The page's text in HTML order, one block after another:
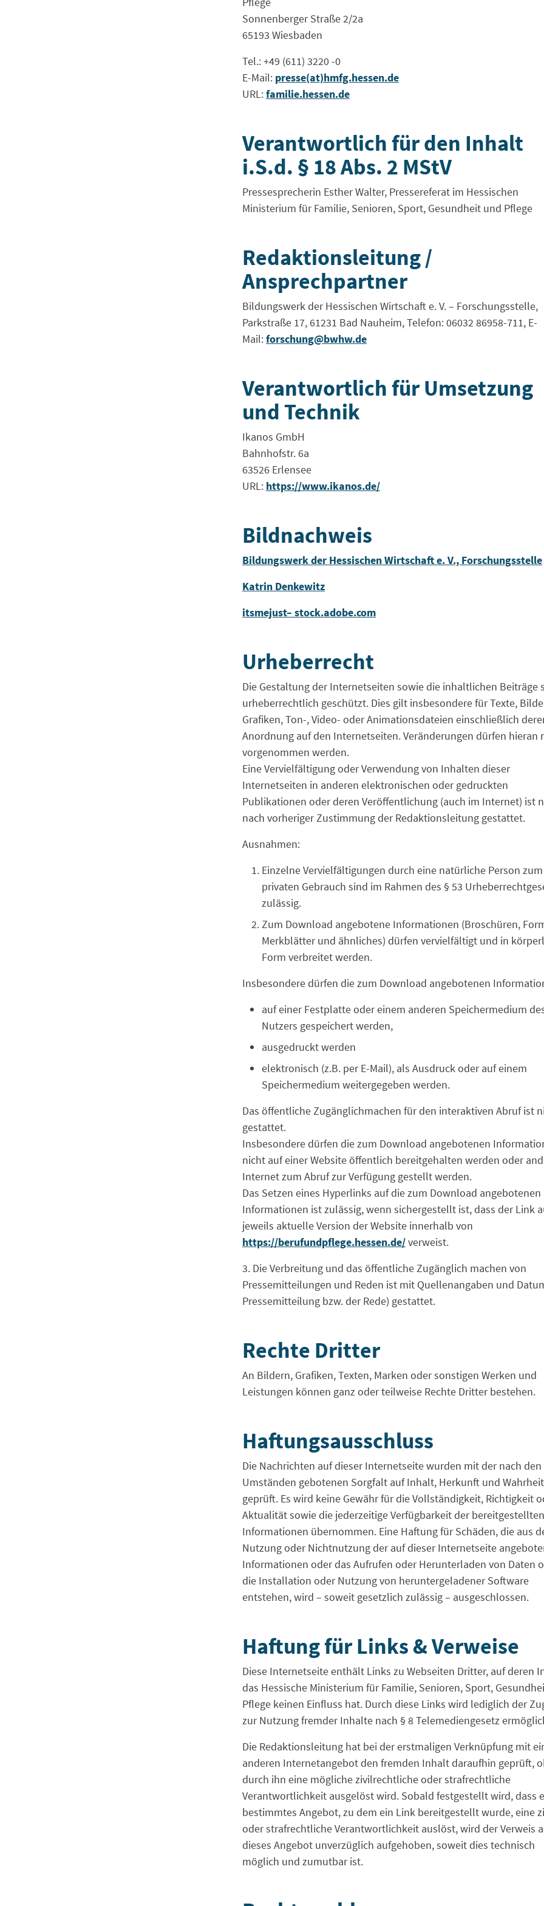
Sonnenberger Straße 2/2a
65193 Wiesbaden
Tel.: +49 (611) 3220 -0
E-Mail: presse(at)hmfg.hessen.de
URL:familie.hessen.de
Verantwortlich für den Inhalt
i.S.d. § 18 Abs. 2 MStV
Pressesprecherin Esther Walter, Pressereferat im Hessischen
Ministerium für Familie, Senioren, Sport, Gesundheit und Pflege
Redaktionsleitung /
Ansprechpartner
Bildungswerk der Hessischen Wirtschaft e. V. – Forschungsstelle,
Parkstraße 17, 61231 Bad Nauheim, Telefon: 06032 86958-711, E-
Mail:forschung@bwhw.de
Verantwortlich für Umsetzung
und Technik
Ikanos GmbH
Bahnhofstr. 6a
63526 Erlensee
URL: https://www.ikanos.de/
Bildnachweis
Bildungswerk der Hessischen Wirtschaft e. V., Forschungsstelle
Katrin Denkewitz
itsmejust– stock.adobe.com
Urheberrecht
Die Gestaltung der Internetseiten sowie die inhaltlichen Beiträge
urheberrechtlich geschützt. Dies gilt insbesondere für Texte,
Grafiken, Ton-, Video- oder Animationsdateien einschließlich
Anordnung auf den Internetseiten. Veränderungen dürfen hieran
vorgenommen werden.
Eine Vervielfältigung oder Verwendung von Inhalten dieser
Internetseiten in anderen elektronischen oder gedruckten
Publikationen oder deren Veröffentlichung (auch im Internet) ist
nach vorheriger Zustimmung der Redaktionsleitung gestattet.
Ausnahmen:
Einzelne Vervielfältigungen durch eine natürliche Person zum
privaten Gebrauch sind im Rahmen des § 53
zulässig.
Zum Download angebotene Informationen (Broschüren,
Merkblätter und ähnliches) dürfen vervielfältigt und in
Form verbreitet werden.
Insbesondere dürfen die zum Download angebotenen
auf einer Festplatte oder einem anderen Speichermedium
Nutzers gespeichert werden,
ausgedruckt werden
elektronisch (z.B. per E-Mail), als Ausdruck oder auf einem
Speichermedium weitergegeben werden.
Das öffentliche Zugänglichmachen für den interaktiven Abruf ist
gestattet.
Insbesondere dürfen die zum Download angebotenen
nicht auf einer Website öffentlich bereitgehalten werden oder
Internet zum Abruf zur Verfügung gestellt werden.
Das Setzen eines Hyperlinks auf die zum Download angebotenen
Informationen ist zulässig, wenn sichergestellt ist, dass der Link
jeweils aktuelle Version der Website innerhalb von
https://berufundpflege.hessen.de/verweist.
3. Die Verbreitung und das öffentliche Zugänglich machen von
Pressemitteilungen und Reden ist mit Quellenangaben und
Pressemitteilung bzw. der Rede) gestattet.
Rechte Dritter
An Bildern, Grafiken, Texten, Marken oder sonstigen Werken und
Leistungen können ganz oder teilweise Rechte Dritter bestehen.
Haftungsausschluss
Die Nachrichten auf dieser Internetseite wurden mit der nach den
Umständen gebotenen Sorgfalt auf Inhalt, Herkunft und Wahrheit
geprüft. Es wird keine Gewähr für die Vollständigkeit, Richtigkeit
Aktualität sowie die jederzeitige Verfügbarkeit der bereitgestellten
Informationen übernommen. Eine Haftung für Schäden, die aus
Nutzung oder Nichtnutzung der auf dieser Internetseite
Informationen oder das Aufrufen oder Herunterladen von Daten
die Installation oder Nutzung von heruntergeladener Software
entstehen, wird – soweit gesetzlich zulässig – ausgeschlossen.
Haftung für Links & Verweise
Diese Internetseite enthält Links zu Webseiten Dritter, auf deren
das Hessische Ministerium für Familie, Senioren, Sport,
Pflege keinen Einfluss hat. Durch diese Links wird lediglich der
zur Nutzung fremder Inhalte nach § 8 Telemediengesetz
Die Redaktionsleitung hat bei der erstmaligen Verknüpfung mit
anderen Internetangebot den fremden Inhalt daraufhin geprüft,
durch ihn eine mögliche zivilrechtliche oder strafrechtliche
Verantwortlichkeit ausgelöst wird. Sobald festgestellt wird, dass
bestimmtes Angebot, zu dem ein Link bereitgestellt wurde, eine
oder strafrechtliche Verantwortlichkeit auslöst, wird der Verweis
dieses Angebot unverzüglich aufgehoben, soweit dies technisch
möglich und zumutbar ist.